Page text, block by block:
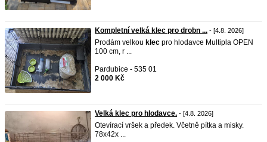
Kompletní velká klec pro drobn ... - [4.8. 2026]
Prodám velkou klec pro hlodavce Multipla OPEN
100 cm, r ...
Pardubice - 535 01
2 000 Kč
Velká klec pro hlodavce. - [4.8. 2026]
Otevírací vršek a předek. Včetně pítka a misky.
78x42x ...